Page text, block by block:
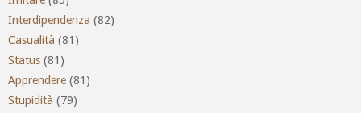
Interdipendenza (82)
Casualità (81)
Status (81)
Apprendere (81)
Stupidità (79)